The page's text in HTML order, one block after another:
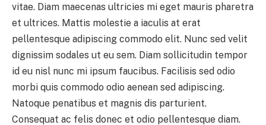
vitae. Diam maecenas ultricies mi eget mauris pharetra
et ultrices. Mattis molestie a iaculis at erat
pellentesque adipiscing commodo elit. Nunc sed velit
dignissim sodales ut eu sem. Diam sollicitudin tempor
id eu nisl nunc mi ipsum faucibus. Facilisis sed odio
morbi quis commodo odio aenean sed adipiscing.
Natoque penatibus et magnis dis parturient.
Consequat ac felis donec et odio pellentesque diam.